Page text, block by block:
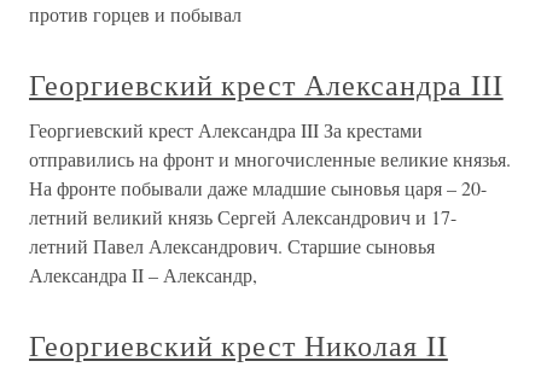
против горцев и побывал
Георгиевский крест Александра III
Георгиевский крест Александра III За крестами
отправились на фронт и многочисленные великие князья.
На фронте побывали даже младшие сыновья царя – 20-
летний великий князь Сергей Александрович и 17-
летний Павел Александрович. Старшие сыновья
Александра II – Александр,
Георгиевский крест Николая II